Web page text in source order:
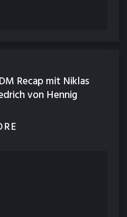
Recap mit Niklas
von Hennig